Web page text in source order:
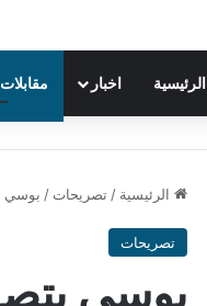
الرئيسية اخبار
الرئيسية / تصريحات / بوسي
تصريحات
بوسي